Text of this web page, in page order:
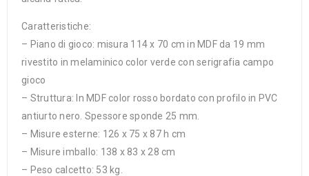
Caratteristiche:
– Piano di gioco: misura 114 x 70 cm in MDF da 19 mm
rivestito in melaminico color verde con serigrafia campo
gioco
– Struttura: In MDF color rosso bordato con profilo in PVC
antiurto nero. Spessore sponde 25 mm.
– Misure esterne: 126 x 75 x 87 h cm
– Misure imballo: 138 x 83 x 28 cm
– Peso calcetto: 53 kg.